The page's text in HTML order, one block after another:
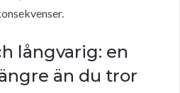
långvarig: en
än du tror